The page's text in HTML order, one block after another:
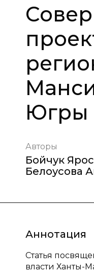
Югры
Авторы
Бойчук
Белоусова
Аннотация
Статья
власти Ханты-